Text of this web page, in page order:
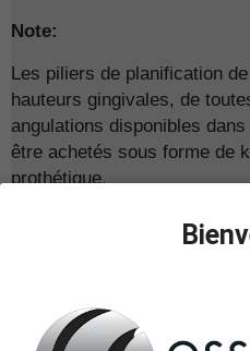
Note:
Les piliers de planification
hauteurs gingivales, de
angulations disponibles
être achetés sous forme de
prothétique.
Lasak Implants
Longueur :L 0.7mm